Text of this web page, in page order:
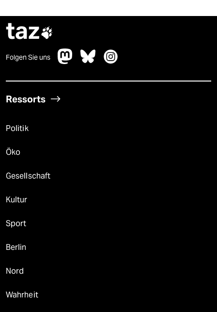
taz
Folgen Sie uns
Ressorts
Politik
Öko
Gesellschaft
Kultur
Sport
Berlin
Nord
Wahrheit